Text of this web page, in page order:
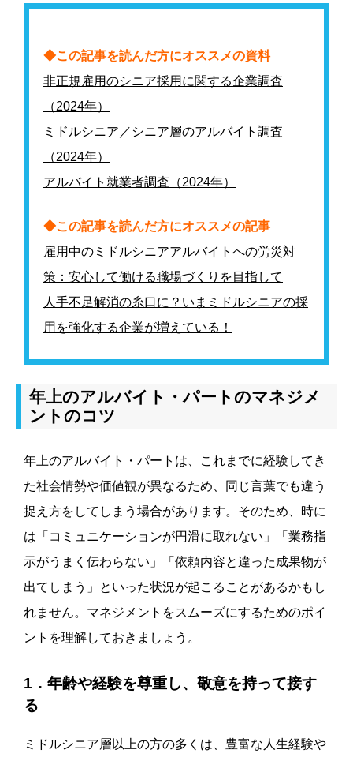
◆この記事を読んだ方にオススメの資料
非正規雇用のシニア採用に関する企業調査
（2024年）
ミドルシニア／シニア層のアルバイト調査
（2024年）
アルバイト就業者調査（2024年）
◆この記事を読んだ方にオススメの記事
雇用中のミドルシニアアルバイトへの労災対
策：安心して働ける職場づくりを目指して
人手不足解消の糸口に？いまミドルシニアの採
用を強化する企業が増えている！
年上のアルバイト・パートのマネジメ
ントのコツ
年上のアルバイト・パートは、これまでに経験してき
た社会情勢や価値観が異なるため、同じ言葉でも違う
捉え方をしてしまう場合があります。そのため、時に
は「コミュニケーションが円滑に取れない」「業務指
示がうまく伝わらない」「依頼内容と違った成果物が
出てしまう」といった状況が起こることがあるかもし
れません。マネジメントをスムーズにするためのポイ
ントを理解しておきましょう。
1．年齢や経験を尊重し、敬意を持って接す
る
ミドルシニア層以上の方の多くは、豊富な人生経験や